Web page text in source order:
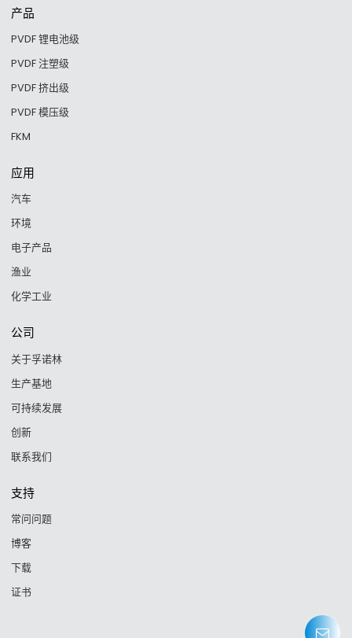
产品
PVDF 锂电池级
PVDF 注塑级
PVDF 挤出级
PVDF 模压级
FKM
应用
汽车
环境
电子产品
渔业
化学工业
公司
关于孚诺林
生产基地
可持续发展
创新
联系我们
支持
常问问题
博客
下载
证书